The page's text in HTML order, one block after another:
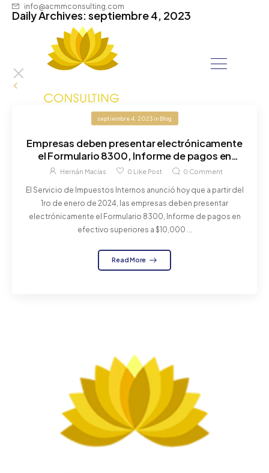
info@acmmconsulting.com
Daily Archives: septiembre 4, 2023
septiembre 4, 2023 in Blog
Empresas deben presentar electrónicamente
el Formulario 8300, Informe de pagos en
efectivo superiores a $10,000, a partir del 1ro
Hernán Macías 0 Like Post 0 Comment
El Servicio de Impuestos Internos anunció hoy que a partir del
1ro de enero de 2024, las empresas deben presentar
electrónicamente el Formulario 8300, Informe de pagos en
efectivo superiores a $10,000 ...
Read More